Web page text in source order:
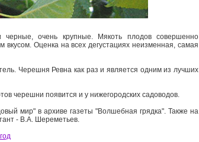
очень крупные. Мякоть плодов совершенно
вкусом. Оценка на всех дегустациях неизменная, самая
Черешня Ревна как раз и является одним из лучших
черешни появится и у нижегородских садоводов.
мир" в архиве газеты "Волшебная грядка". Также на
- В.А. Шереметьев.